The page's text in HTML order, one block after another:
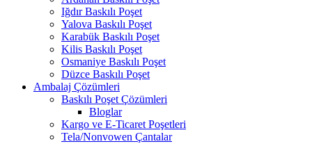
Iğdır Baskılı Poşet
Yalova Baskılı Poşet
Karabük Baskılı Poşet
Kilis Baskılı Poşet
Osmaniye Baskılı Poşet
Düzce Baskılı Poşet
Ambalaj Çözümleri
Baskılı Poşet Çözümleri
Bloglar
Kargo ve E-Ticaret Poşetleri
Tela/Nonvowen Çantalar